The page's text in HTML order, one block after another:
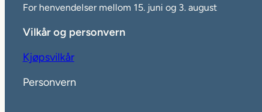
For henvendelser mellom 15. juni og 3. august
Vilkår og personvern
Kjøpsvilkår
Personvern